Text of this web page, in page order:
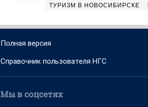
ТУРИЗМ В НОВОСИБИРСКЕ
Полная версия
Справочник пользователя НГС
Мы в соцсетях